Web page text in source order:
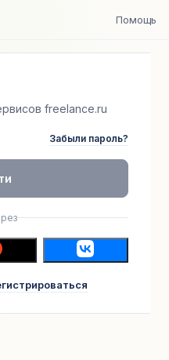
Помощь
freelance.ru
Забыли пароль?